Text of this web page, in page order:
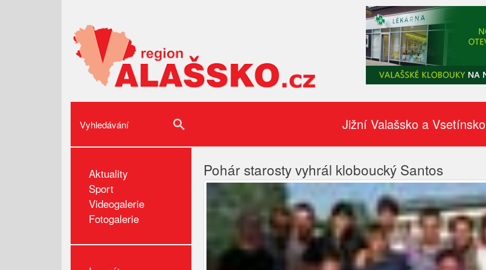
Jižní Valašsko a Vsetínsko
Aktuality
Sport
Videogalerie
Fotogalerie
Pohár starosty vyhrál kloboucký Santos